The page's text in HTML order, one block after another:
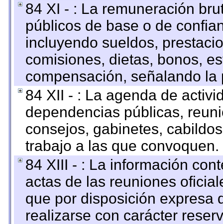
84 XI - : La remuneración
públicos de base o de
incluyendo sueldos,
comisiones, dietas, bonos,
compensación, señalando
84 XII - : La agenda de
dependencias públicas,
consejos, gabinetes,
trabajo a las que convoquen.
84 XIII - : La información
actas de las reuniones
que por disposición expresa
realizarse con carácter